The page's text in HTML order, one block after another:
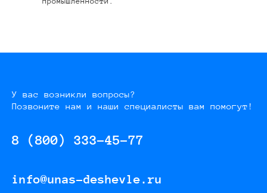
У вас возникли вопросы?
Позвоните нам и наши специалисты вам помогут!
8 (800) 333-45-77
info@unas-deshevle.ru